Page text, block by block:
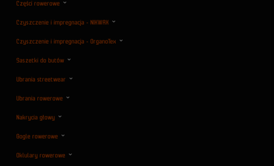
Części rowerowe
Czyszczenie i impregnacja - NIKWAX
Czyszczenie i impregnacja - OrganoTex
Saszetki do butów
Ubrania streetwear
Ubrania rowerowe
Nakrycia głowy
Gogle rowerowe
Oklulary rowerowe